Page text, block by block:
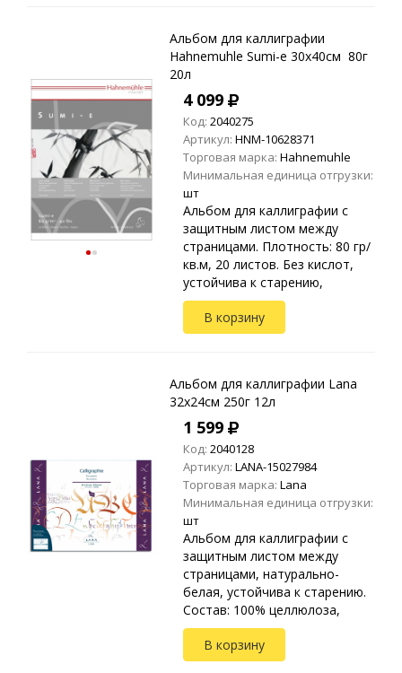
Альбом для каллиграфии
Hahnemuhle Sumi-e 30х40см 80г
20л
4 099
Код: 2040275
Артикул: HNM-10628371
Торговая марка: Hahnemuhle
Минимальная единица отгрузки:
шт
Альбом для каллиграфии с
защитным листом между
страницами. Плотность: 80 гр/
кв.м, 20 листов. Без кислот,
устойчива к старению,
натуральный белый цвет.
Также применяется для
техник: карандаш, чернила,
В корзину
Альбом для каллиграфии Lana
32х24см 250г 12л
1 599
Код: 2040128
Артикул: LANA-15027984
Торговая марка: Lana
Минимальная единица отгрузки:
шт
Альбом для каллиграфии с
защитным листом между
страницами, натурально-
белая, устойчива к старению.
Состав: 100% целлюлоза,
плотность 250 г/м².
Применяется для техник:
карандаш, чернила, тушь,
В корзину